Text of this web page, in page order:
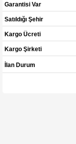
Garantisi Var
Satıldığı Şehir
Kargo Ücreti
Kargo Şirketi
İlan Durum